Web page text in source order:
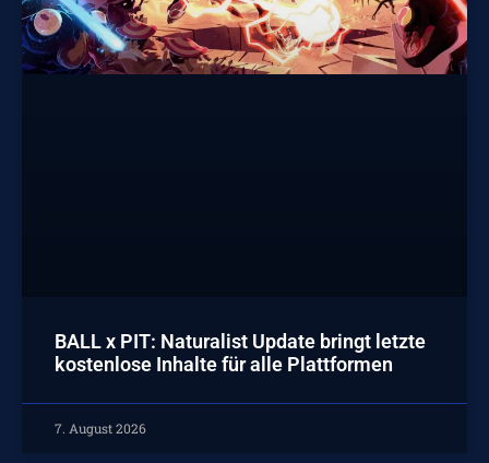
BALL x PIT: Naturalist Update bringt letzte
kostenlose Inhalte für alle Plattformen
7. August 2026